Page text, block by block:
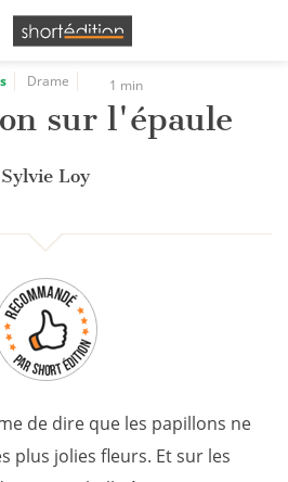
cookies
Drame 1 min
sur l'épaule
Sylvie Loy
de dire que les papillons ne
plus jolies fleurs. Et sur les